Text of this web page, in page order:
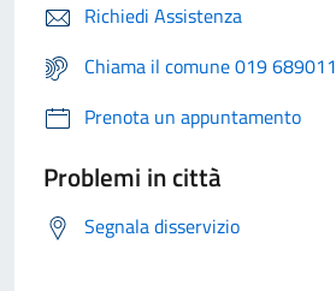
Richiedi Assistenza
Chiama il comune 019 689011
Prenota un appuntamento
Problemi in città
Segnala disservizio